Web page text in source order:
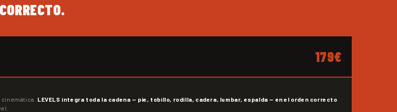
179€
cinemática. LEVELS integra toda la cadena — pie, tobillo, rodilla, cadera, lumbar, espalda — en el orden correcto